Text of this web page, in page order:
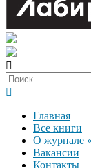
Главная
Все книги
О журнале
Вакансии
Контакты